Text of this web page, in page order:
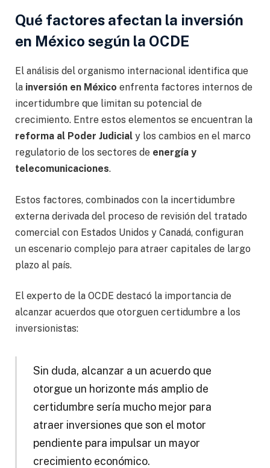
Qué factores afectan la inversión
en México según la OCDE
El análisis del organismo internacional identifica que
la inversión en México enfrenta factores internos de
incertidumbre que limitan su potencial de
crecimiento. Entre estos elementos se encuentran la
reforma al Poder Judicial y los cambios en el marco
regulatorio de los sectores de energía y
telecomunicaciones.
Estos factores, combinados con la incertidumbre
externa derivada del proceso de revisión del tratado
comercial con Estados Unidos y Canadá, configuran
un escenario complejo para atraer capitales de largo
plazo al país.
El experto de la OCDE destacó la importancia de
alcanzar acuerdos que otorguen certidumbre a los
inversionistas:
Sin duda, alcanzar a un acuerdo que
otorgue un horizonte más amplio de
certidumbre sería mucho mejor para
atraer inversiones que son el motor
pendiente para impulsar un mayor
crecimiento económico.